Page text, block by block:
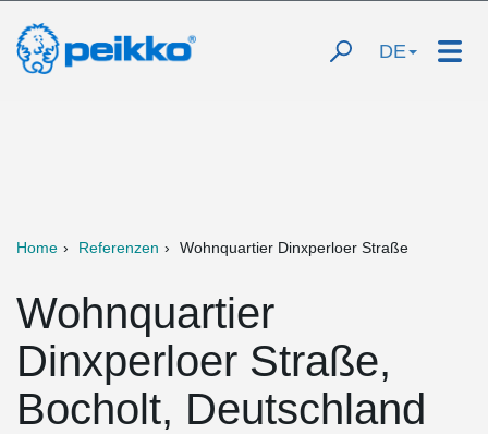
DE
Home Referenzen Wohnquartier Dinxperloer Straße
Wohnquartier
Dinxperloer Straße,
Bocholt, Deutschland